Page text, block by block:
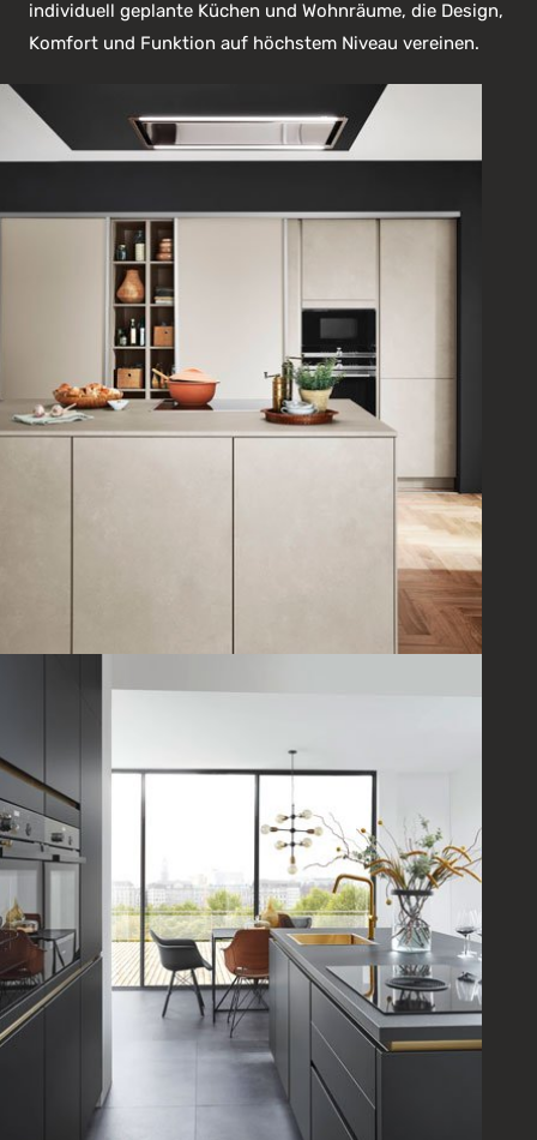
individuell geplante Küchen und Wohnräume, die Design,
Komfort und Funktion auf höchstem Niveau vereinen.